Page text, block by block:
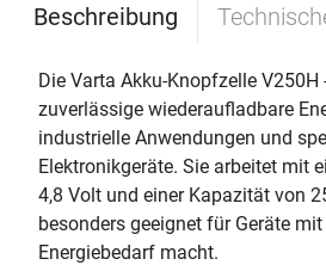
Beschreibung
Die Varta Akku-Knopfzelle V250H
zuverlässige wiederaufladbare
industrielle Anwendungen und
Elektronikgeräte. Sie arbeitet mit
4,8 Volt und einer Kapazität von
besonders geeignet für Geräte
Energiebedarf macht.